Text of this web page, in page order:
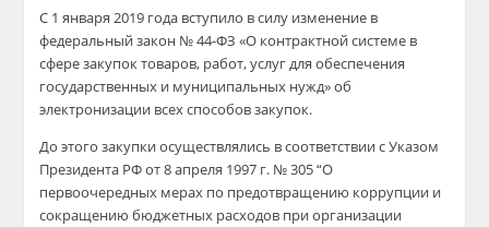
С 1 января 2019 года вступило в силу изменение в
федеральный закон № 44-ФЗ «О контрактной системе в
сферезакупок товаров, работ, услуг для обеспечения
государственных и муниципальных нужд»об
электронизации всех способов закупок.
До этого закупкиосуществлялись в соответствии с Указом
Президента РФ от 8 апреля 1997 г. № 305 “О
первоочередных мерах по предотвращению коррупции и
сокращению бюджетных расходов при организации